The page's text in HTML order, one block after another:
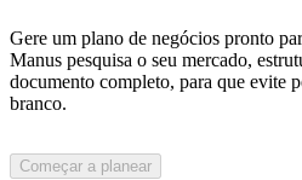
Gere um plano de negócios pronto
Manus pesquisa o seu mercado,
documento completo, para que evite
branco.
Começar a planear